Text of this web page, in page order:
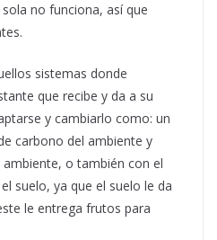
no funciona, así que
sistemas donde
que recibe y da a su
y cambiarlo como: un
carbono del ambiente y
o también con el
suelo, ya que el suelo le da
le entrega frutos para